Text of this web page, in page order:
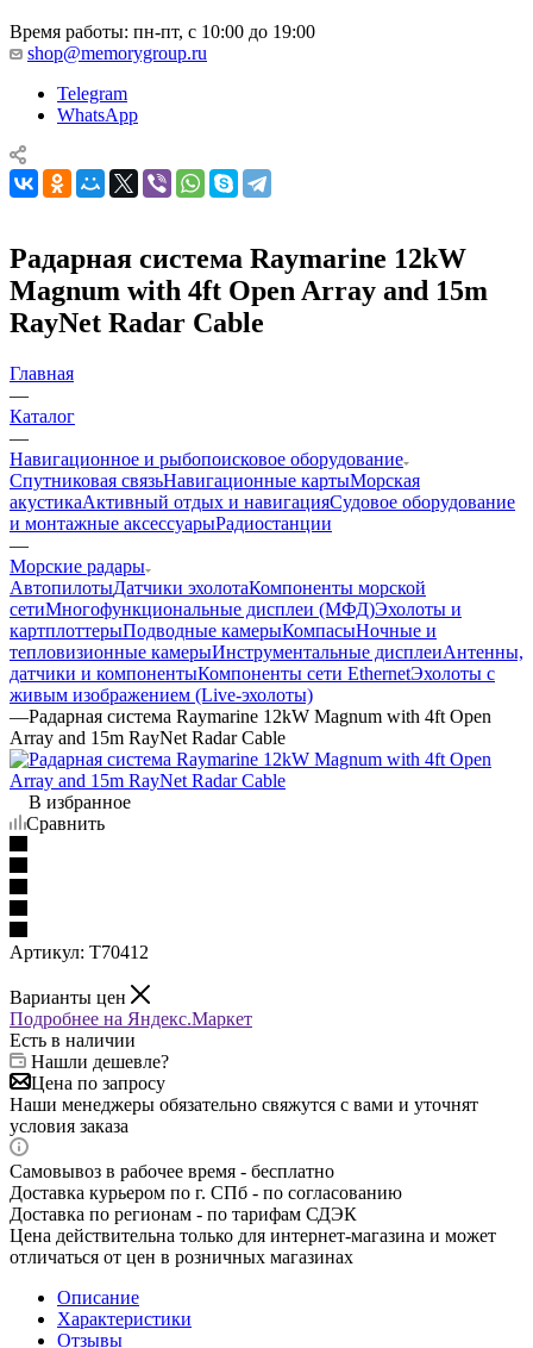
Время работы: пн-пт, с 10:00 до 19:00
shop@memorygroup.ru
Telegram
WhatsApp
Радарная система Raymarine 12kW
Magnum with 4ft Open Array and 15m
RayNet Radar Cable
Главная
—
Каталог
—
Навигационное и рыбопоисковое оборудование
Спутниковая связьНавигационные картыМорская
акустикаАктивный отдых и навигацияСудовое оборудование
и монтажные аксессуарыРадиостанции
—
Морские радары
АвтопилотыДатчики эхолотаКомпоненты морской
сетиМногофункциональные дисплеи (МФД)Эхолоты и
картплоттерыПодводные камерыКомпасыНочные и
тепловизионные камерыИнструментальные дисплеиАнтенны,
датчики и компонентыКомпоненты сети EthernetЭхолоты с
живым изображением (Live-эхолоты)
—Радарная система Raymarine 12kW Magnum with 4ft Open
Array and 15m RayNet Radar Cable
В избранное
Сравнить
Артикул: T70412
Варианты цен
Подробнее на Яндекс.Маркет
Есть в наличии
Нашли дешевле?
Цена по запросу
Наши менеджеры обязательно свяжутся с вами и уточнят
условия заказа
Самовывоз в рабочее время - бесплатно
Доставка курьером по г. СПб - по согласованию
Доставка по регионам - по тарифам СДЭК
Цена действительна только для интернет-магазина и может
отличаться от цен в розничных магазинах
Описание
Характеристики
Отзывы